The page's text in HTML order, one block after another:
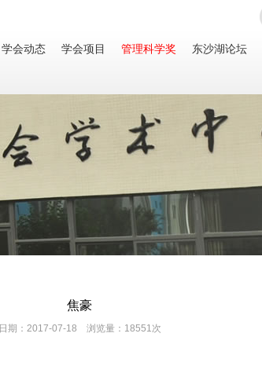
学会动态 学会项目 管理科学奖 东沙湖论坛
焦豪
日期：2017-07-18 浏览量：18551次